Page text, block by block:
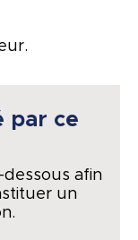
par ce
afin
un